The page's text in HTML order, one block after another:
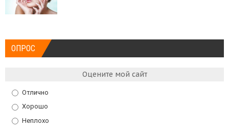
ОПРОС
Оцените мой сайт
Отлично
Хорошо
Неплохо